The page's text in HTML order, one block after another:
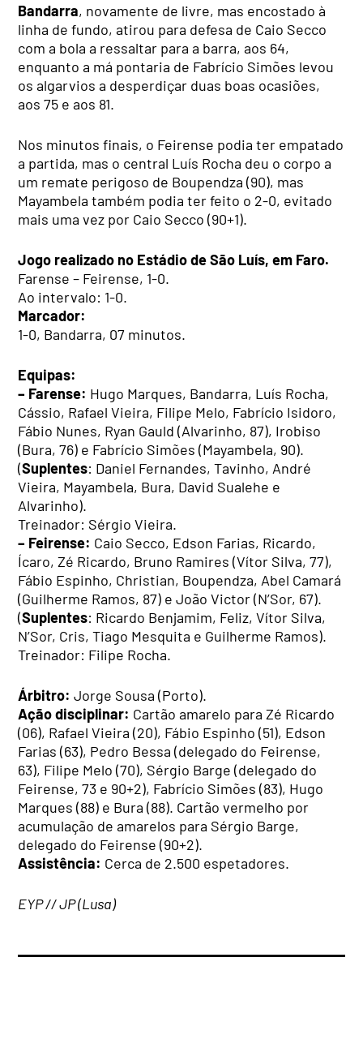
Bandarra, novamente de livre, mas encostado à
linha de fundo, atirou para defesa de Caio Secco
com a bola a ressaltar para a barra, aos 64,
enquanto a má pontaria de Fabrício Simões levou
os algarvios a desperdiçar duas boas ocasiões,
aos 75 e aos 81.
Nos minutos finais, o Feirense podia ter empatado
a partida, mas o central Luís Rocha deu o corpo a
um remate perigoso de Boupendza (90), mas
Mayambela também podia ter feito o 2-0, evitado
mais uma vez por Caio Secco (90+1).
Jogo realizado no Estádio de São Luís, em Faro.
Farense – Feirense, 1-0.
Ao intervalo: 1-0.
Marcador:
1-0, Bandarra, 07 minutos.
Equipas:
– Farense: Hugo Marques, Bandarra, Luís Rocha,
Cássio, Rafael Vieira, Filipe Melo, Fabrício Isidoro,
Fábio Nunes, Ryan Gauld (Alvarinho, 87), Irobiso
(Bura, 76) e Fabrício Simões (Mayambela, 90).
(Suplentes: Daniel Fernandes, Tavinho, André
Vieira, Mayambela, Bura, David Sualehe e
Alvarinho).
Treinador: Sérgio Vieira.
– Feirense: Caio Secco, Edson Farias, Ricardo,
Ícaro, Zé Ricardo, Bruno Ramires (Vítor Silva, 77),
Fábio Espinho, Christian, Boupendza, Abel Camará
(Guilherme Ramos, 87) e João Victor (N’Sor, 67).
(Suplentes: Ricardo Benjamim, Feliz, Vítor Silva,
N’Sor, Cris, Tiago Mesquita e Guilherme Ramos).
Treinador: Filipe Rocha.
Árbitro: Jorge Sousa (Porto).
Ação disciplinar: Cartão amarelo para Zé Ricardo
(06), Rafael Vieira (20), Fábio Espinho (51), Edson
Farias (63), Pedro Bessa (delegado do Feirense,
63), Filipe Melo (70), Sérgio Barge (delegado do
Feirense, 73 e 90+2), Fabrício Simões (83), Hugo
Marques (88) e Bura (88). Cartão vermelho por
acumulação de amarelos para Sérgio Barge,
delegado do Feirense (90+2).
Assistência: Cerca de 2.500 espetadores.
EYP // JP (Lusa)